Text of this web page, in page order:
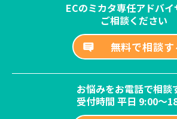
ECのミカタ専任アドバ
ご相談ください
無料で相談す
お悩みをお電話で相談
受付時間 平日 9:00～